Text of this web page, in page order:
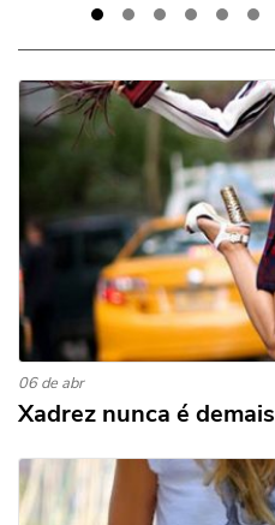
06 de abr
Xadrez nunca é demais